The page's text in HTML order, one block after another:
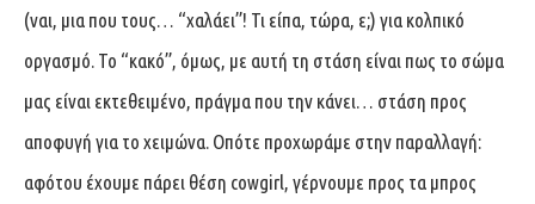
(ναι, μια που τους… “χαλάει”! Τι είπα, τώρα, ε;) για κολπικό
οργασμό. Το “κακό”, όμως, με αυτή τη στάση είναι πως το σώμα
μας είναι εκτεθειμένο, πράγμα που την κάνει… στάση προς
αποφυγή για το χειμώνα. Οπότε προχωράμε στην παραλλαγή:
αφότου έχουμε πάρει θέση cowgirl, γέρνουμε προς τα μπρος